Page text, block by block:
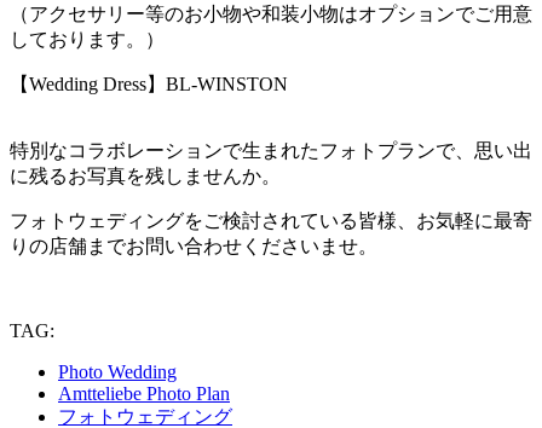
（アクセサリー等のお小物や和装小物はオプションでご用意
しております。）
【Wedding Dress】BL-WINSTON
特別なコラボレーションで生まれたフォトプランで、思い出
に残るお写真を残しませんか。
フォトウェディングをご検討されている皆様、お気軽に最寄
りの店舗までお問い合わせくださいませ。
TAG:
Photo Wedding
Amtteliebe Photo Plan
フォトウェディング